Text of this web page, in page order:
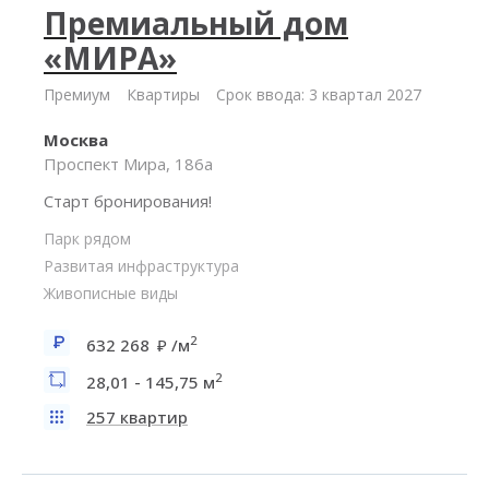
Премиальный дом
«МИРА»
Премиум Квартиры Срок ввода: 3 квартал 2027
Москва
Проспект Мира, 186а
Старт бронирования!
Парк рядом
Развитая инфраструктура
Живописные виды
632 268 /м2
28,01 - 145,75 м2
257 квартир